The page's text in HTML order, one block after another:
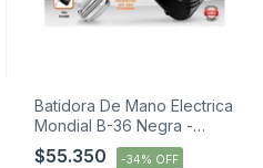
Batidora De Mano Electrica
Mondial B-36 Negra -
Negro - 50 Hz
$55.350 -34% OFF